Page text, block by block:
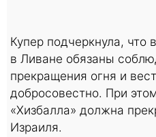
Купер подчеркнула, что
в Ливане обязаны
прекращения огня и
добросовестно. При
«Хизбалла» должна
Израиля.